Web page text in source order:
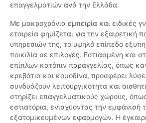
επαγγελματιών ανά την Ελλάδα.
Με μακροχρόνια εμπειρία και ειδικές
εταιρεία φημίζεται για την εξαιρετική
υπηρεσιών της, το υψηλό επίπεδο
ποικιλία σε επιλογές. Εστιασμένη και
επίπλων κατόπιν παραγγελίας, όπως
κρεβάτια και κομοδίνα, προσφέρει
συνδυάζουν λειτουργικότητα και
στηρίζει επαγγελματικούς χώρους,
εστιατόρια, ενισχύοντας την εμφάνισή
εξατομικευμένων εφαρμογών. Η